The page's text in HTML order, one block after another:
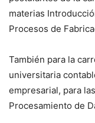
materias
Procesos de
También para la
universitaria
empresarial, para
Procesamiento de